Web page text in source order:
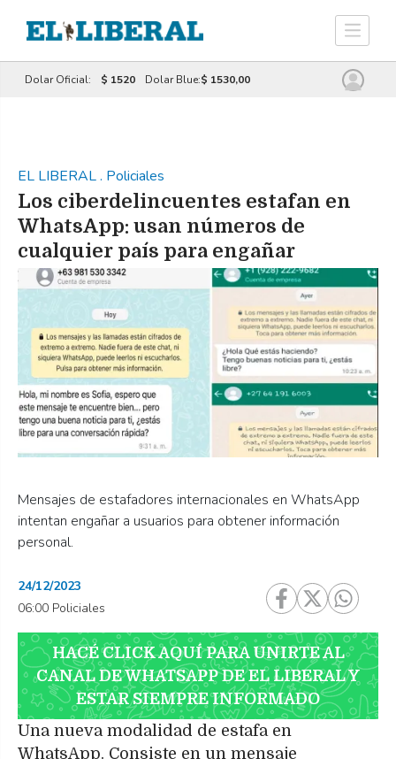
Dolar Oficial: $ 1520 Dolar Blue:$ 1530,00
EL LIBERAL. Policiales
Los ciberdelincuentes estafan en
WhatsApp: usan números de
cualquier país para engañar
Mensajes de estafadores internacionales en WhatsApp
intentan engañar a usuarios para obtener información
personal.
24/12/2023
06:00 Policiales
HACÉ CLICK AQUÍ PARA UNIRTE AL
CANAL DE WHATSAPP DE EL LIBERAL Y
ESTAR SIEMPRE INFORMADO
Una nueva modalidad de estafa en
WhatsApp. Consiste en un mensaje